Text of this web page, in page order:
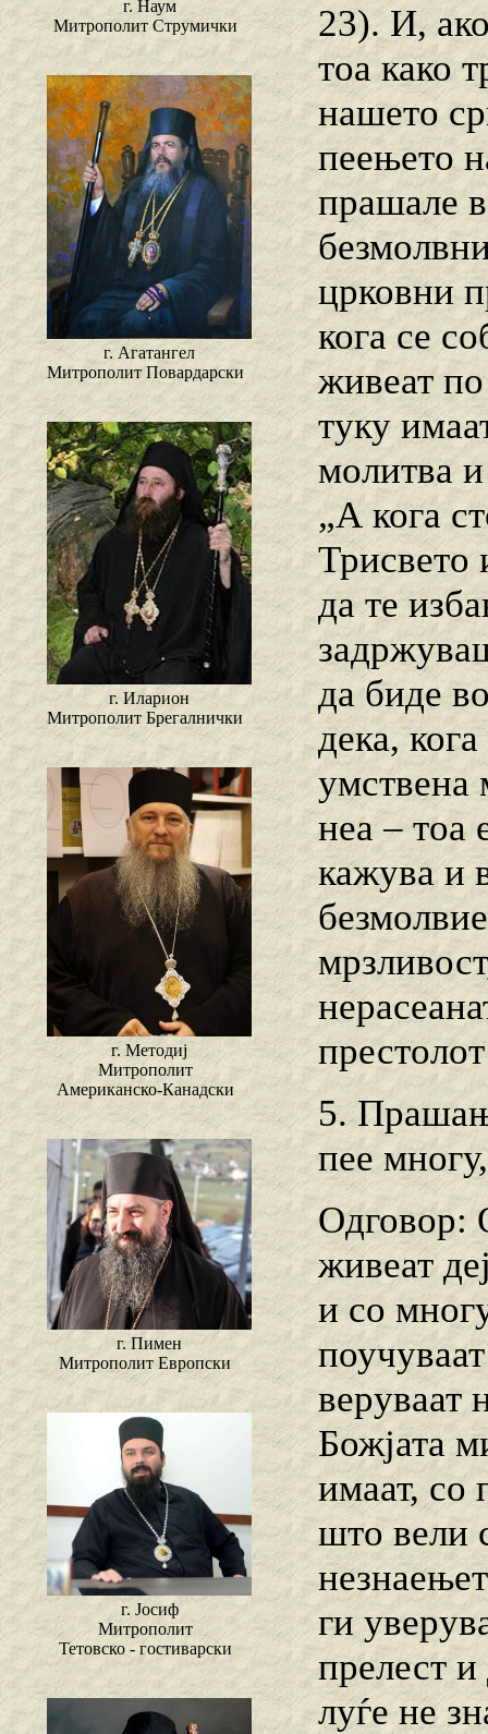
г. Наум
Митрополит Струмички
г. Агатангел
Митрополит Повардарски
г. Иларион
Митрополит Брегалнички
г. Методиј
Митрополит
Американско-Канадски
г. Пимен
Митрополит Европски
г. Јосиф
Митрополит
Тетовско - гостиварски
23). И,
тоа како
нашето
пеењето
прашале
црковни
кога се
живеат
туку
молитва
„А кога
да те
да биде
дека,
умствена
неа – тоа
кажува и
5.
пее
Одговор:
живеат
и со
веруваат
Божјата
имаат, со
што вели
ги
прелест и
луѓе не